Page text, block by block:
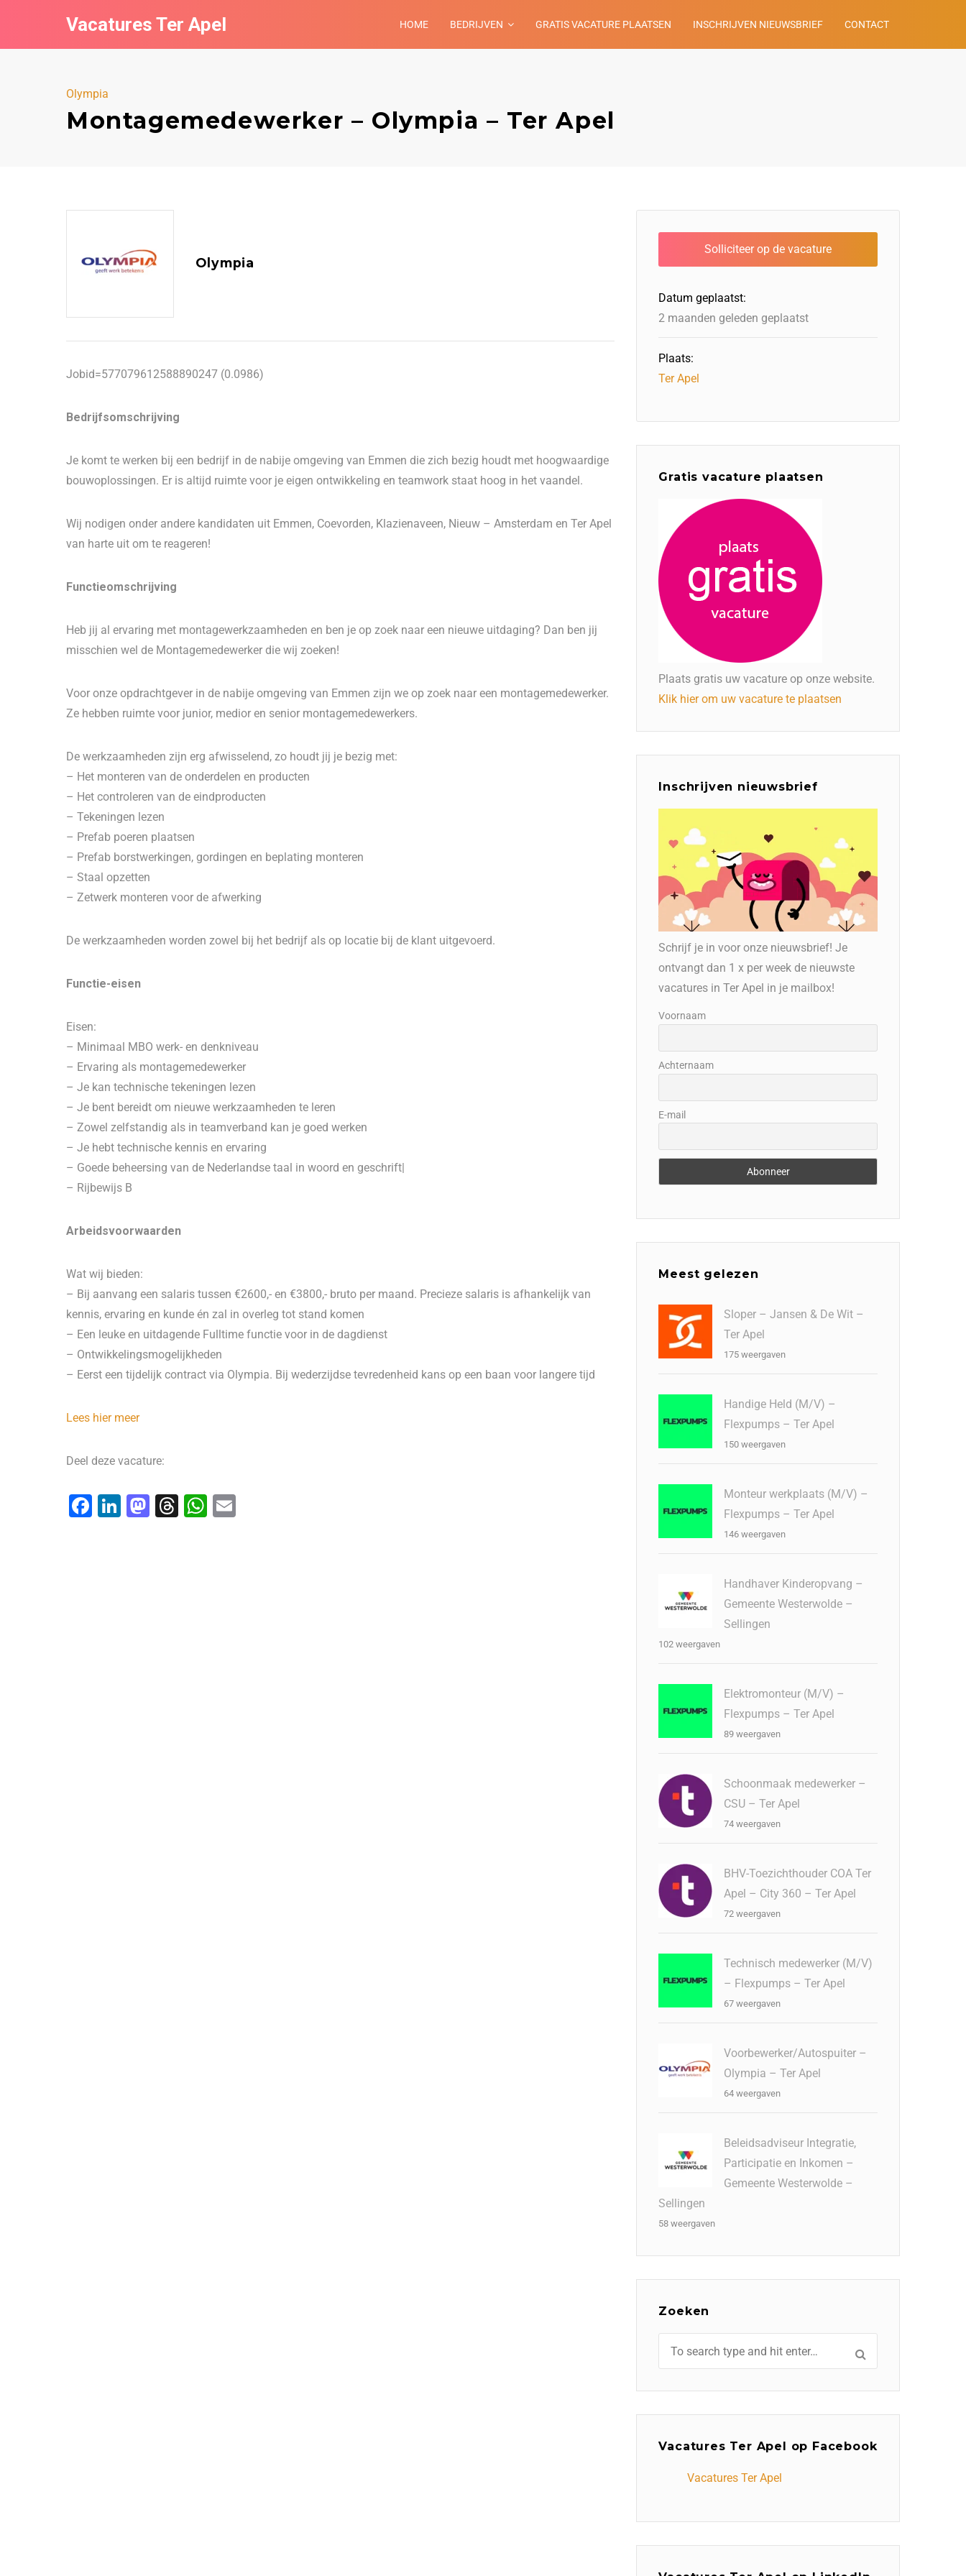
Vacatures Ter Apel HOME BEDRIJVEN GRATIS VACATURE PLAATSEN INSCHRIJVEN NIEUWSBRIEF CONTACT
Olympia
Montagemedewerker – Olympia – Ter Apel
Olympia
Jobid=577079612588890247 (0.0986)
Bedrijfsomschrijving
Je komt te werken bij een bedrijf in de nabije omgeving van Emmen die zich bezig houdt met hoogwaardige
bouwoplossingen. Er is altijd ruimte voor je eigen ontwikkeling en teamwork staat hoog in het vaandel.
Wij nodigen onder andere kandidaten uit Emmen, Coevorden, Klazienaveen, Nieuw – Amsterdam en Ter Apel
van harte uit om te reageren!
Functieomschrijving
Heb jij al ervaring met montagewerkzaamheden en ben je op zoek naar een nieuwe uitdaging? Dan ben jij
misschien wel de Montagemedewerker die wij zoeken!
Voor onze opdrachtgever in de nabije omgeving van Emmen zijn we op zoek naar een montagemedewerker.
Ze hebben ruimte voor junior, medior en senior montagemedewerkers.
De werkzaamheden zijn erg afwisselend, zo houdt jij je bezig met:
– Het monteren van de onderdelen en producten
– Het controleren van de eindproducten
– Tekeningen lezen
– Prefab poeren plaatsen
– Prefab borstwerkingen, gordingen en beplating monteren
– Staal opzetten
– Zetwerk monteren voor de afwerking
De werkzaamheden worden zowel bij het bedrijf als op locatie bij de klant uitgevoerd.
Functie-eisen
Eisen:
– Minimaal MBO werk- en denkniveau
– Ervaring als montagemedewerker
– Je kan technische tekeningen lezen
– Je bent bereidt om nieuwe werkzaamheden te leren
– Zowel zelfstandig als in teamverband kan je goed werken
– Je hebt technische kennis en ervaring
– Goede beheersing van de Nederlandse taal in woord en geschrift|
– Rijbewijs B
Arbeidsvoorwaarden
Wat wij bieden:
– Bij aanvang een salaris tussen €2600,- en €3800,- bruto per maand. Precieze salaris is afhankelijk van
kennis, ervaring en kunde én zal in overleg tot stand komen
– Een leuke en uitdagende Fulltime functie voor in de dagdienst
– Ontwikkelingsmogelijkheden
– Eerst een tijdelijk contract via Olympia. Bij wederzijdse tevredenheid kans op een baan voor langere tijd
Lees hier meer
Deel deze vacature:
F
Li
M T
W
Datum geplaatst:
2 maanden geleden geplaatst
Plaats:
Ter Apel
Gratis vacature plaatsen
Plaats gratis uw vacature op onze website.
Klik hier om uw vacature te plaatsen
Inschrijven nieuwsbrief
Schrijf je in voor onze nieuwsbrief! Je
ontvangt dan 1 x per week de nieuwste
vacatures in Ter Apel in je mailbox!
Voornaam
Achternaam
E-mail
Meest gelezen
Sloper – Jansen & De Wit –
Ter Apel
175 weergaven
Handige Held (M/V) –
Flexpumps – Ter Apel
150 weergaven
Monteur werkplaats (M/V) –
Flexpumps – Ter Apel
146 weergaven
Handhaver Kinderopvang –
Gemeente Westerwolde –
Sellingen
102 weergaven
Elektromonteur (M/V) –
Flexpumps – Ter Apel
89 weergaven
Schoonmaak medewerker –
CSU – Ter Apel
74 weergaven
BHV-Toezichthouder COA Ter
Apel – City 360 – Ter Apel
72 weergaven
Technisch medewerker (M/V)
– Flexpumps – Ter Apel
67 weergaven
Voorbewerker/Autospuiter –
Olympia – Ter Apel
64 weergaven
Beleidsadviseur Integratie,
Participatie en Inkomen –
Gemeente Westerwolde –
Sellingen
58 weergaven
Zoeken
Vacatures Ter Apel op Facebook
Vacatures Ter Apel